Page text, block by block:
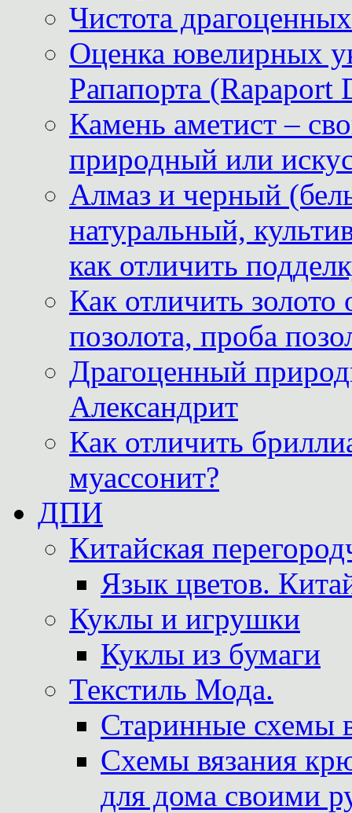
Чистота
Оценка ювелирных
Рапапорта (Rapaport
Камень аметист –
природный или
Алмаз и черный
натуральный,
как отличить
Как отличить
позолота, проба
Драгоценный
Александрит
Как отличить
муассонит?
ДПИ
Китайская
Язык цветов.
Куклы и игрушки
Куклы из бумаги
Текстиль Мода.
Старинные схемы
Схемы вязания
для дома своими